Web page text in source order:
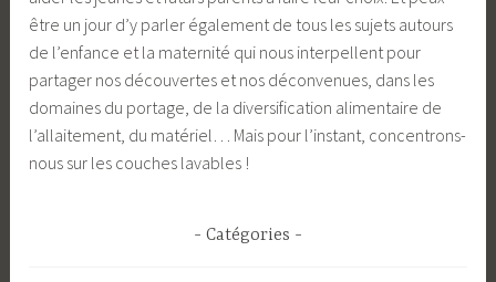
être un jour d’y parler également de tous les sujets autours
de l’enfance et la maternité qui nous interpellent pour
partager nos découvertes et nos déconvenues, dans les
domaines du portage, de la diversification alimentaire de
l’allaitement, du matériel… Mais pour l’instant, concentrons-
nous sur les couches lavables !
Catégories